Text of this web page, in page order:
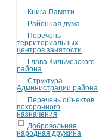
Книга Памяти
Районная дума
Перечень
территориальных
центров занятости
Глава Кильмезского
района
Структура
Администрации района
Перечень объектов
похоронного
назначения
Добровольная
народная дружина